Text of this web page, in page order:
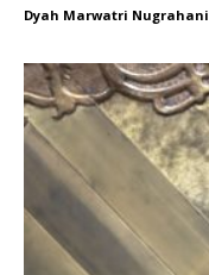
Dyah Marwatri Nugrahani